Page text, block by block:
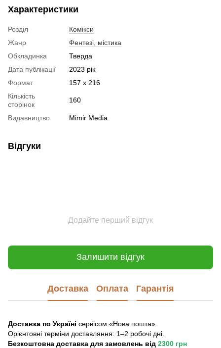
Характеристики
Розділ
Комікси
Жанр
Фентезі, містика
Обкладинка
Тверда
Дата публікації
2023 рік
Формат
157 x 216
Кількість
сторінок
160
Видавництво Mimir Media
Відгуки
Додайте перший відгук
Залишити відгук
Доставка Оплата Гарантія
Доставка по Україні сервісом «Нова пошта».
Орієнтовні терміни доставляння: 1–2 робочі дні.
Безкоштовна доставка для замовлень від 2300 грн